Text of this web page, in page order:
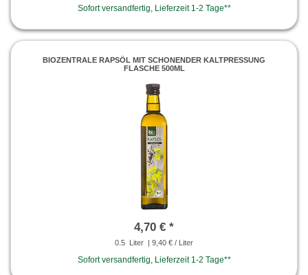
Sofort versandfertig, Lieferzeit 1-2 Tage**
BIOZENTRALE RAPSÖL MIT SCHONENDER KALTPRESSUNG
FLASCHE 500ML
4,70 € *
0.5 Liter | 9,40 € / Liter
Sofort versandfertig, Lieferzeit 1-2 Tage**